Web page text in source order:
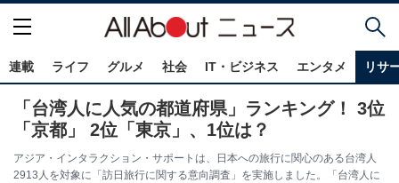
連載 ライフ グルメ 社会 IT・ビジネス エンタメ リサ
「台湾人に人気の都道府県」ランキング！ 3位
「京都」 2位「東京」、1位は？
アジア・インタラクション・サポートは、日本への旅行に関心のある台湾人
2913人を対象に「訪日旅行に関する意向調査」を実施しました。「台湾人に